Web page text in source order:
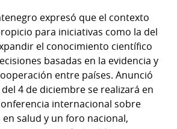
expresó que el contexto
para iniciativas como la del
el conocimiento científico
basadas en la evidencia y
entre países. Anunció
4 de diciembre se realizará en
internacional sobre
salud y un foro nacional,